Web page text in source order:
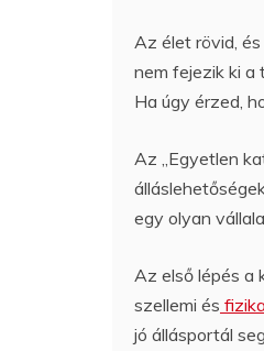
Az élet rövid,
nem fejezik ki a
Ha úgy érzed,
Az „Egyetlen
egy olyan
Az első lépés a
szellemi és
jó állásportál